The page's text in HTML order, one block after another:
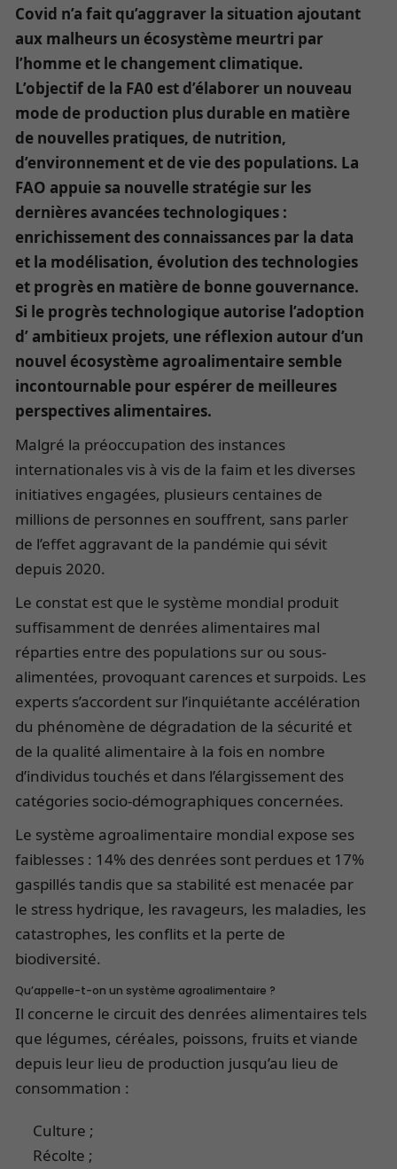
Covid n’a fait qu’aggraver la situation ajoutant
aux malheurs un écosystème meurtri par
l’homme et le changement climatique.
L’objectif de la FA0 est d’élaborer un nouveau
mode de production plus durable en matière
de nouvelles pratiques, de nutrition,
d’environnement et de vie des populations. La
FAO appuie sa nouvelle stratégie sur les
dernières avancées technologiques :
enrichissement des connaissances par la data
et la modélisation, évolution des technologies
et progrès en matière de bonne gouvernance.
Si le progrès technologique autorise l’adoption
d’ ambitieux projets, une réflexion autour d’un
nouvel écosystème agroalimentaire semble
incontournable pour espérer de meilleures
perspectives alimentaires.
Malgré la préoccupation des instances
internationales vis à vis de la faim et les diverses
initiatives engagées, plusieurs centaines de
millions de personnes en souffrent, sans parler
de l’effet aggravant de la pandémie qui sévit
depuis 2020.
Le constat est que le système mondial produit
suffisamment de denrées alimentaires mal
réparties entre des populations sur ou sous-
alimentées, provoquant carences et surpoids. Les
experts s’accordent sur l’inquiétante accélération
du phénomène de dégradation de la sécurité et
de la qualité alimentaire à la fois en nombre
d’individus touchés et dans l’élargissement des
catégories socio-démographiques concernées.
Le système agroalimentaire mondial expose ses
faiblesses : 14% des denrées sont perdues et 17%
gaspillés tandis que sa stabilité est menacée par
le stress hydrique, les ravageurs, les maladies, les
catastrophes, les conflits et la perte de
biodiversité.
Qu’appelle-t-on un système agroalimentaire ?
Il concerne le circuit des denrées alimentaires tels
que légumes, céréales, poissons, fruits et viande
depuis leur lieu de production jusqu’au lieu de
consommation :
Culture ;
Récolte ;